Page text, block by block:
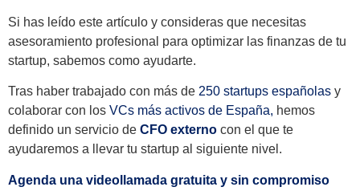
Si has leído este artículo y consideras que necesitas
asesoramiento profesional para optimizar las finanzas de tu
startup, sabemos como ayudarte.
Tras haber trabajado con más de 250 startups españolas y
colaborar con los VCs más activos de España, hemos
definido un servicio de CFO externo con el que te
ayudaremos a llevar tu startup al siguiente nivel.
Agenda una videollamada gratuita y sin compromiso